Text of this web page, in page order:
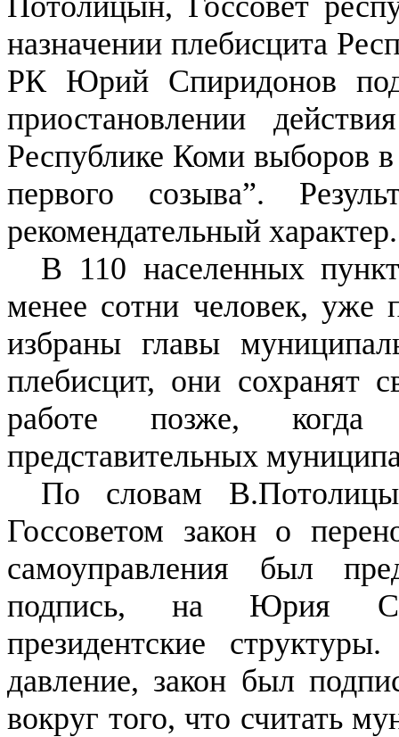
назначении плебисцита
РК Юрий Спиридонов
приостановлении
Республике Коми выборов
первого созыва”.
рекомендательный характер.
В 110 населенных
менее сотни человек,
избраны главы
плебисцит, они сохранят
работе позже, когда
представительных
По словам
Госсоветом закон о
самоуправления был
подпись, на Юрия
президентские
давление, закон был
вокруг того, что считать